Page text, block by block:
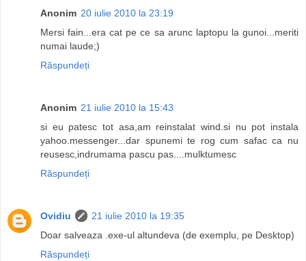
Anonim 20 iulie 2010 la 23:19
Mersi fain...era cat pe ce sa arunc laptopu la gunoi...meriti
numai laude;)
Răspundeți
Anonim 21 iulie 2010 la 15:43
si eu patesc tot asa,am reinstalat wind.si nu pot instala
yahoo.messenger...dar spunemi te rog cum safac ca nu
reusesc,indrumama pascu pas....mulktumesc
Răspundeți
Ovidiu
21 iulie 2010 la 19:35
Doar salveaza .exe-ul altundeva (de exemplu, pe Desktop)
Răspundeți